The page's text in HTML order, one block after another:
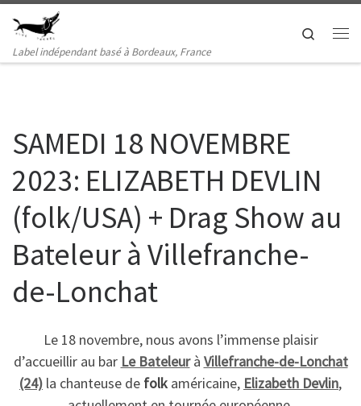
Passer au contenu
Label indépendant basé à Bordeaux, France
Search
SAMEDI 18 NOVEMBRE
2023: ELIZABETH DEVLIN
(folk/USA) + Drag Show au
Bateleur à Villefranche-
de-Lonchat
Le 18 novembre, nous avons l’immense plaisir
d’accueillir au bar Le Bateleurà Villefranche-de-Lonchat
(24) la chanteuse de folk américaine, Elizabeth Devlin,